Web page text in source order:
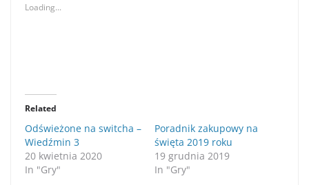
Loading...
Related
Odświeżone na switcha –
Wiedźmin 3
20 kwietnia 2020
In "Gry"
Poradnik zakupowy na
święta 2019 roku
19 grudnia 2019
In "Gry"